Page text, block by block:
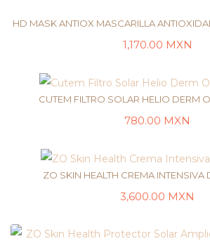
HD MASK ANTIOX MASCARILLA
1,170.00 MXN
CUTEM FILTRO SOLAR HELIO DERM
780.00 MXN
ZO SKIN HEALTH CREMA INTENSIVA
3,600.00 MXN